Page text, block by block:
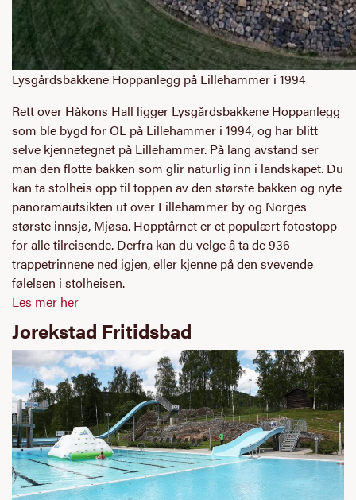
Lysgårdsbakkene Hoppanlegg på Lillehammer i 1994
Rett over Håkons Hall ligger Lysgårdsbakkene Hoppanlegg
som ble bygd for OL på Lillehammer i 1994, og har blitt
selve kjennetegnet på Lillehammer. På lang avstand ser
man den flotte bakken som glir naturlig inn i landskapet. Du
kan ta stolheis opp til toppen av den største bakken og nyte
panoramautsikten ut over Lillehammer by og Norges
største innsjø, Mjøsa. Hopptårnet er et populært fotostopp
for alle tilreisende. Derfra kan du velge å ta de 936
trappetrinnene ned igjen, eller kjenne på den svevende
følelsen i stolheisen.
Les mer her
Jorekstad Fritidsbad